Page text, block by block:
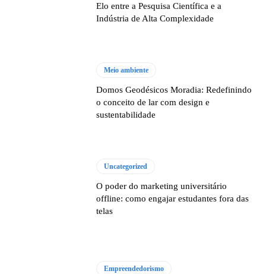
Elo entre a Pesquisa Científica e a
Indústria de Alta Complexidade
Meio ambiente
Domos Geodésicos Moradia: Redefinindo
o conceito de lar com design e
sustentabilidade
Uncategorized
O poder do marketing universitário
offline: como engajar estudantes fora das
telas
Empreendedorismo